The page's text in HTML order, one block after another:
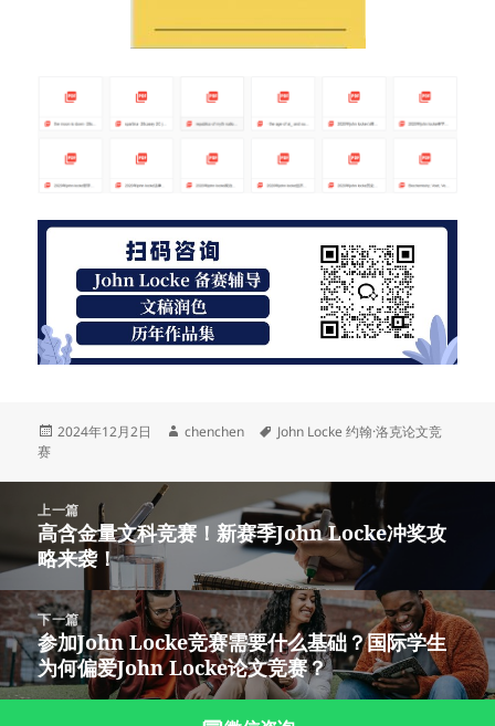
发
2024年12月2日
作
chenchen
标
John Locke 约翰·洛克论文竞
赛
航
上一篇
上
篇
文
章：
高含金量文科竞赛！新赛季John Locke冲奖攻
略来袭！
下一篇
下
篇
文
参加John Locke竞赛需要什么基础？国际学生
为何偏爱John Locke论文竞赛？